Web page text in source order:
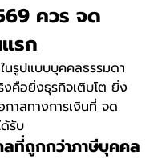
ควร จด
รก
นรูปแบบบุคคลธรรมดา
งคือยิ่งธุรกิจเติบโต ยิ่ง
าสทางการเงินที่ จด
รับ
ที่ถูกกว่าภาษีบุคคล